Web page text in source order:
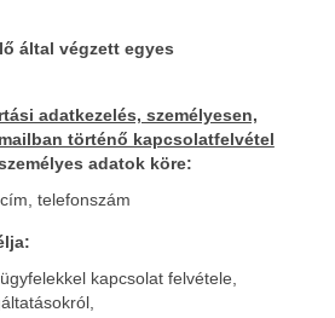
által végzett egyes
adatkezelés, személyesen,
történő kapcsolatfelvétel
adatok köre:
telefonszám
kapcsolat felvétele,